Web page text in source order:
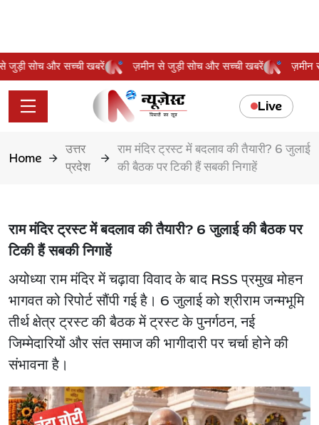
से जुड़ी सोच और सच्ची खबरें ज़मीन से जुड़ी सोच और सच्ची खबरें
Live
Home
उत्तर
प्रदेश
राम मंदिर ट्रस्ट में बदलाव की तैयारी? 6 जुलाई
की बैठक पर टिकी हैं सबकी निगाहें
राम मंदिर ट्रस्ट में बदलाव की तैयारी? 6 जुलाई की बैठक पर
टिकी हैं सबकी निगाहें
अयोध्या राम मंदिर में चढ़ावा विवाद के बाद RSS प्रमुख मोहन
भागवत को रिपोर्ट सौंपी गई है। 6 जुलाई को श्रीराम जन्मभूमि
तीर्थ क्षेत्र ट्रस्ट की बैठक में ट्रस्ट के पुनर्गठन, नई
जिम्मेदारियों और संत समाज की भागीदारी पर चर्चा होने की
संभावना है।